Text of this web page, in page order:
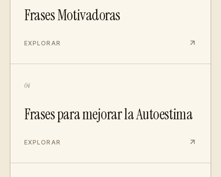
Frases Motivadoras
EXPLORAR
04
Frases para mejorar la Autoestima
EXPLORAR